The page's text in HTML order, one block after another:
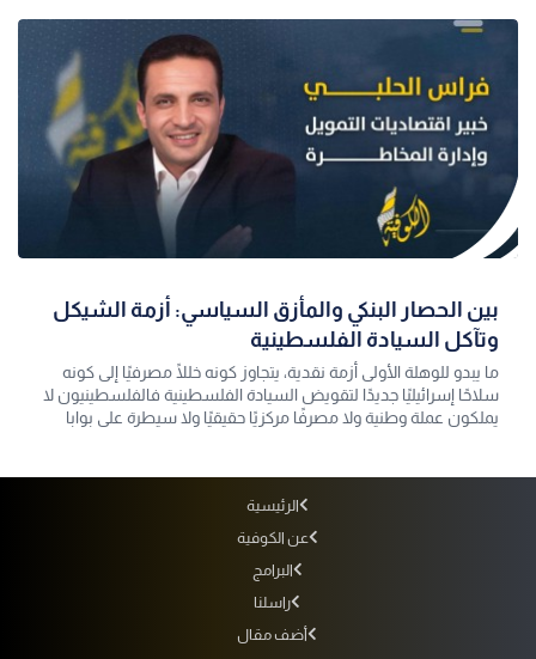
بين الحصار البنكي والمأزق السياسي: أزمة الشيكل
وتآكل السيادة الفلسطينية
ما يبدو للوهلة الأولى أزمة نقدية، يتجاوز كونه خللًا مصرفيًا إلى كونه
سلاحًا إسرائيليًا جديدًا لتقويض السيادة الفلسطينية فالفلسطينيون لا
يملكون عملة وطنية ولا مصرفًا مركزيًا حقيقيًا ولا سيطرة على بوابا
الرئيسية
عن الكوفية
البرامج
راسلنا
أضف مقال